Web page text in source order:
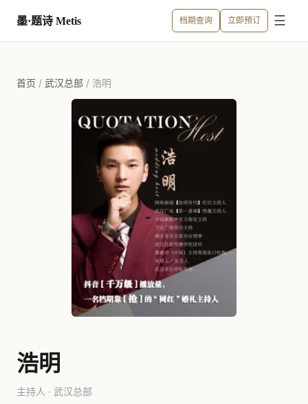
墨·题诗 Metis 档期查询 立即预订 ☰
首页 / 武汉总部 / 浩明
浩明
主持人 · 武汉总部